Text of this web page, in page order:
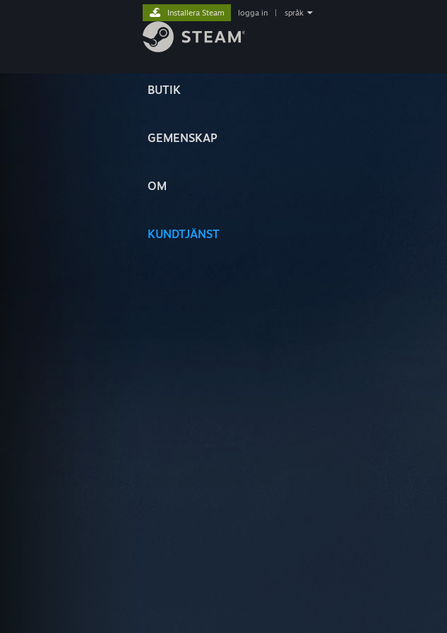
BUTIK
GEMENSKAP
OM
KUNDTJÄNST
Installera Steam logga in språk